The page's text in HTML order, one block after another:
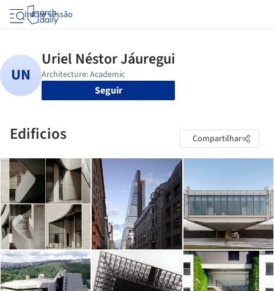
Iniciar sessão
Seguir
Edificios Compartilhar